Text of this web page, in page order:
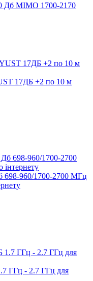
Дб MIMO 1700-2170
17ДБ +2 по 10 м
698-960/1700-2700 МГц
ГГц - 2.7 ГГц для